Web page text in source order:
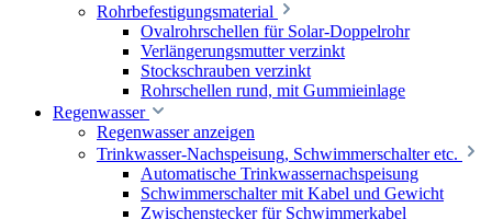
Rohrbefestigungsmaterial
Ovalrohrschellen für Solar-Doppelrohr
Verlängerungsmutter verzinkt
Stockschrauben verzinkt
Rohrschellen rund, mit Gummieinlage
Regenwasser
Regenwasser anzeigen
Trinkwasser-Nachspeisung, Schwimmerschalter etc.
Automatische Trinkwassernachspeisung
Schwimmerschalter mit Kabel und Gewicht
Zwischenstecker für Schwimmerkabel